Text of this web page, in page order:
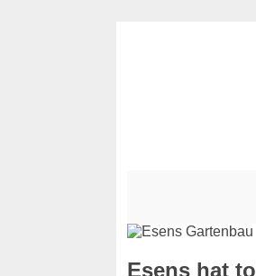
Esens hat